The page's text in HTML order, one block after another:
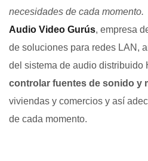
necesidades de cada momento.
Audio Video Gurús, empresa
de soluciones para redes LAN,
del sistema de audio distribuido
controlar fuentes de sonido y
viviendas y comercios y así
de cada momento.